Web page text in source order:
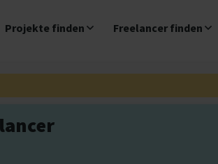
Projekte finden Freelancer finden